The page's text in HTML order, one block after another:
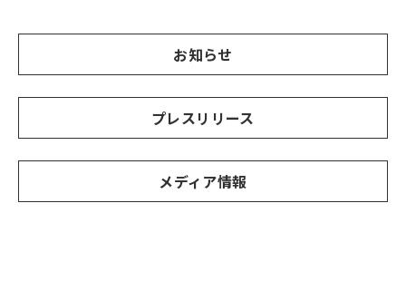
お知らせ
プレスリリース
メディア情報